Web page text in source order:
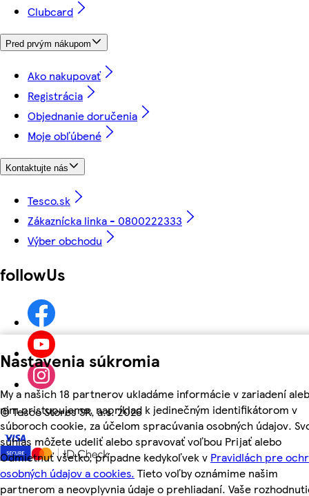
Nastavenia súkromia
My a našich 18 partnerov ukladáme informácie v zariadení
nim pristupujeme, napríklad k jedinečným identifikátorom v
súboroch cookie, za účelom spracúvania osobných údajov.
súhlas môžete udeliť alebo spravovať voľbou Prijať alebo
Odmietnuť všetko, prípadne kedykoľvek v Pravidlách pre
osobných údajov a cookies. Tieto voľby oznámime našim
partnerom a neovplyvnia údaje o prehliadaní. Vaše
Clubcard
Pred prvým nákupom
Ako nakupovať
Registrácia
Objednanie doručenia
Moje obľúbené
Kontaktujte nás
Tesco.sk
Zákaznícka linka - 0800222333
Výber obchodu
followUs
©Tesco Stores SR, a.s. 2026